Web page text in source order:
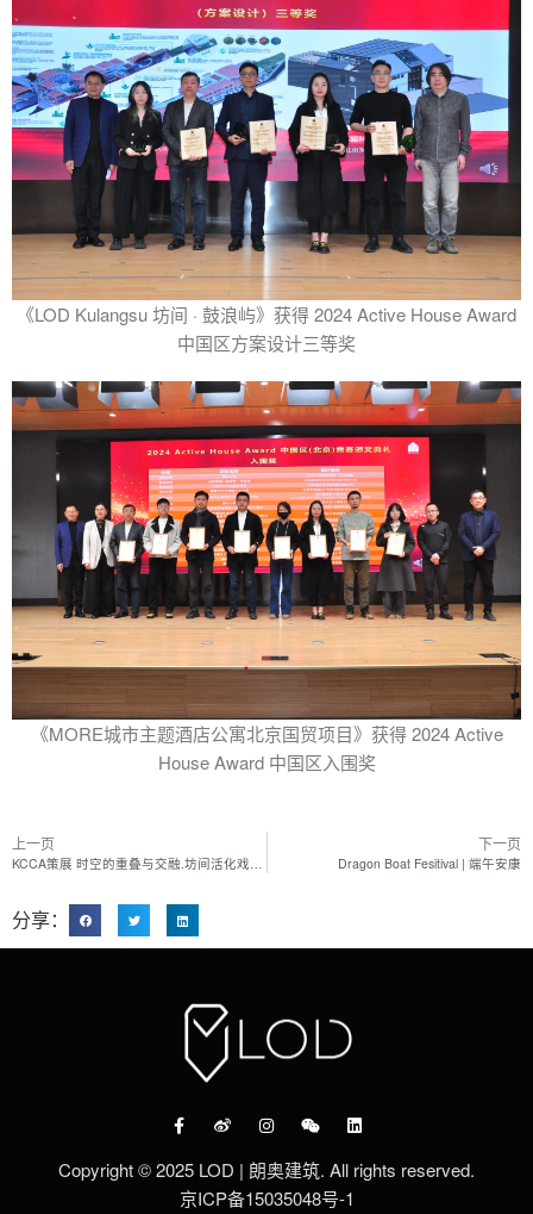
《LOD Kulangsu 坊间 · 鼓浪屿》获得 2024 Active House Award
中国区方案设计三等奖
《MORE城市主题酒店公寓北京国贸项目》获得 2024 Active
House Award 中国区入围奖
上一页 下一页
Dragon Boat Fesitival | 端午安康
分享：
Copyright © 2025 LOD | 朗奥建筑. All rights reserved.
京ICP备15035048号-1